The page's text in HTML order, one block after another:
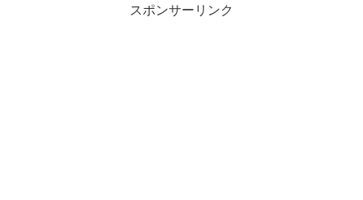
スポンサーリンク